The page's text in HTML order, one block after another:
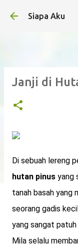
Siapa Aku
Janji di
Di sebuah lereng
hutan pinus yang
tanah basah yang
seorang gadis
yang sangat
Mila selalu